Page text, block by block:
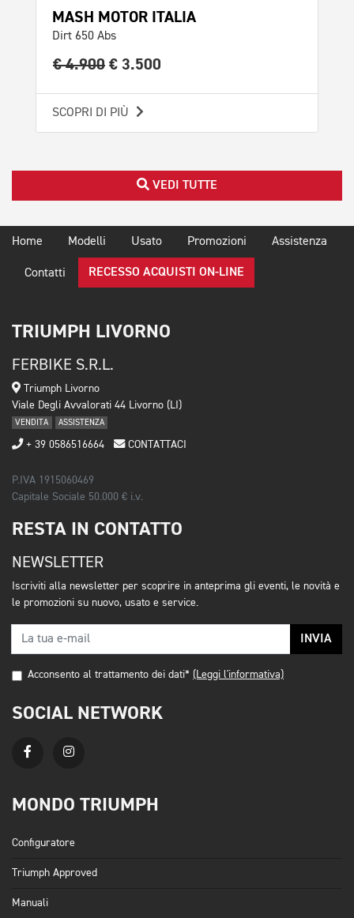
MASH MOTOR ITALIA
Dirt 650 Abs
€ 4.900 € 3.500
SCOPRI DI PIÙ
VEDI TUTTE
Home Modelli Usato Promozioni Assistenza
Contatti RECESSO ACQUISTI ON-LINE
TRIUMPH LIVORNO
FERBIKE S.R.L.
Triumph Livorno
Viale Degli Avvalorati 44 Livorno (LI)
VENDITA ASSISTENZA
+ 39 0586516664 CONTATTACI
P.IVA 1915060469
Capitale Sociale 50.000 € i.v.
RESTA IN CONTATTO
NEWSLETTER
Iscriviti alla newsletter per scoprire in anteprima gli eventi, le novità e
le promozioni su nuovo, usato e service.
INVIA
Acconsento al trattamento dei dati* (Leggi l'informativa)
SOCIAL NETWORK
MONDO TRIUMPH
Configuratore
Triumph Approved
Manuali